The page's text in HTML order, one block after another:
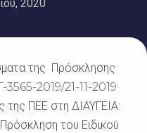
2020
της Πρόσκλησης
2019/21-11-2019
της ΠΕΕ στη ΔΙΑΥΓΕΙΑ:
του Ειδικού